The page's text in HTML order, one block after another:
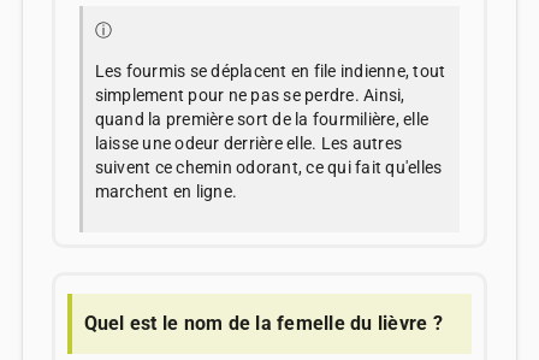
ⓘ
Les fourmis se déplacent en file indienne, tout
simplement pour ne pas se perdre. Ainsi,
quand la première sort de la fourmilière, elle
laisse une odeur derrière elle. Les autres
suivent ce chemin odorant, ce qui fait qu'elles
marchent en ligne.
Quel est le nom de la femelle du lièvre ?